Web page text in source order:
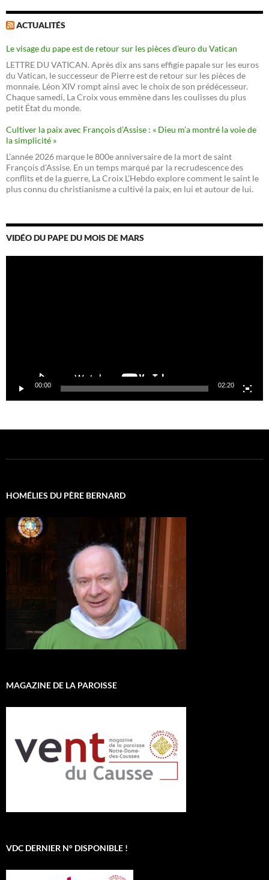
ACTUALITÉS
Le visage du pape est de retour sur les pièces d’euro du Vatican
LETTRE DU VATICAN. Après dix ans sans effigie papale sur les euros
du Vatican, le successeur de Pierre est de retour sur les pièces de
monnaie. Léon XIV rompt ainsi avec le choix de son prédécesseur.
Chaque samedi, La Croix vous emmène dans les coulisses du plus
petit État du monde.
Cultiver la paix avec François d’Assise : « Dieu m’a montré la voie de
la simplicité »
L’année 2026 marque le 800e anniversaire de la mort de saint
François d’Assise. En un temps marqué par la recrudescence des
conflits et de la guerre, La Croix L’Hebdo explore comment le saint le
plus connu du christianisme a cultivé la paix, en lui et autour de lui.
VIDÉO DU PAPE DU MOIS DE MARS
00:00 02:20
HOMÉLIES DU PÈRE BERNARD
MAGAZINE DE LA PAROISSE
VDC DERNIER N° DISPONIBLE !